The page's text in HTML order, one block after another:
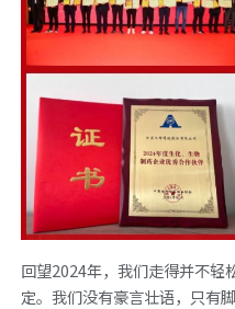
回望2024年，我们走得并不轻
定。我们没有豪言壮语，只有